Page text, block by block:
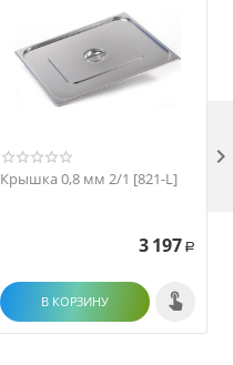
Крышка 0,8 мм 2/1 [821-L]
3 197 Р
В КОРЗИНУ
